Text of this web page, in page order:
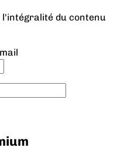
l'intégralité du contenu